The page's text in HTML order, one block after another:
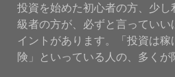
投資を始めた初心者の方、少し
級者の方が、必ずと言ってい
イントがあります。「投資は
険」といっている人の、多くが